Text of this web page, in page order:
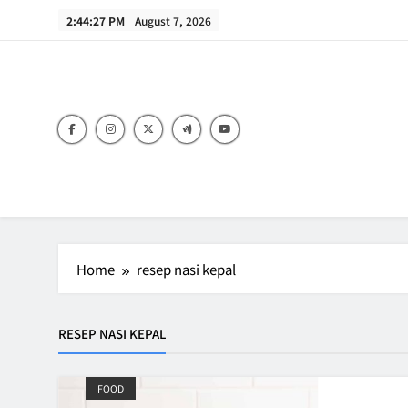
2:44:27 PM August 7, 2026
Home resep nasi kepal
RESEP NASI KEPAL
FOOD